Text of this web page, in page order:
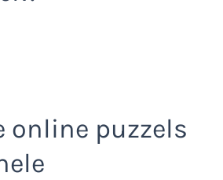
online puzzels